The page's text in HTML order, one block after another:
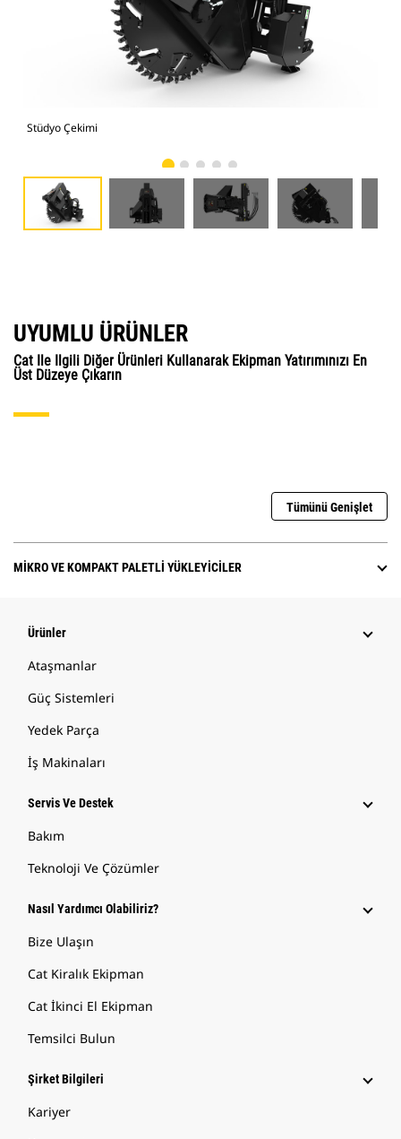
Stüdyo Çekimi
UYUMLU ÜRÜNLER
Cat Ile Ilgili Diğer Ürünleri Kullanarak Ekipman Yatırımınızı En
Üst Düzeye Çıkarın
Tümünü Genişlet
MIKRO VE KOMPAKT PALETLI YÜKLEYICILER
Ürünler
Ataşmanlar
Güç Sistemleri
Yedek Parça
İş Makinaları
Servis Ve Destek
Bakım
Teknoloji Ve Çözümler
Nasıl Yardımcı Olabiliriz?
Bize Ulaşın
Cat Kiralık Ekipman
Cat İkinci El Ekipman
Temsilci Bulun
Şirket Bilgileri
Kariyer